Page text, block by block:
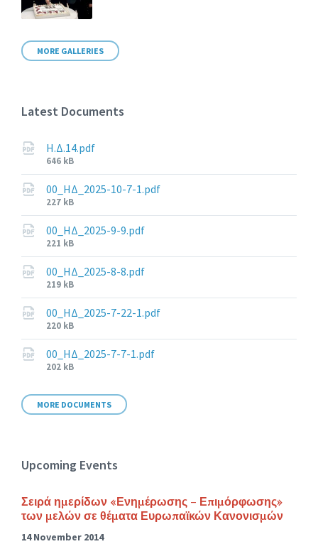
MORE GALLERIES
Latest Documents
Η.Δ.14.pdf
File
size:
646 kB
00_ΗΔ_2025-10-7-1.pdf
File
size:
227 kB
00_ΗΔ_2025-9-9.pdf
File
size:
221 kB
00_ΗΔ_2025-8-8.pdf
File
size:
219 kB
00_ΗΔ_2025-7-22-1.pdf
File
size:
220 kB
00_ΗΔ_2025-7-7-1.pdf
File
202 kB
MORE DOCUMENTS
Upcoming Events
Σειρά ημερίδων «Ενημέρωσης – Επιμόρφωσης»
των μελών σε θέματα Ευρωπαϊκών Κανονισμών
14 November 2014